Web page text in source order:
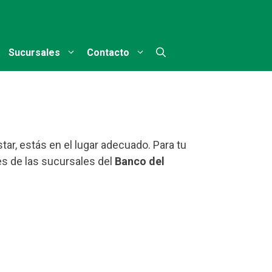
Sucursales Contacto
estás en el lugar adecuado. Para tu
de las sucursales del Banco del